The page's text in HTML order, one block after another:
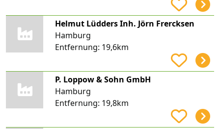
Helmut Lüdders Inh. Jörn Frercksen
Hamburg
Entfernung: 19,6km
P. Loppow & Sohn GmbH
Hamburg
Entfernung: 19,8km